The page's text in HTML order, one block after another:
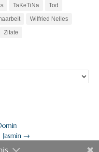
TaKeTiNa
Tod
Wilfried Nelles
Zitate
→